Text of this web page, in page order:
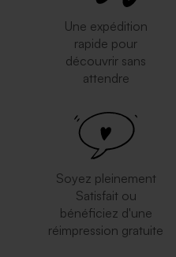
Rond de serviette fête vierge
papier effet mat
Une expédition
rapide pour
découvrir sans
attendre
Soyez pleinement
Satisfait ou
bénéficiez d'une
réimpression gratuite